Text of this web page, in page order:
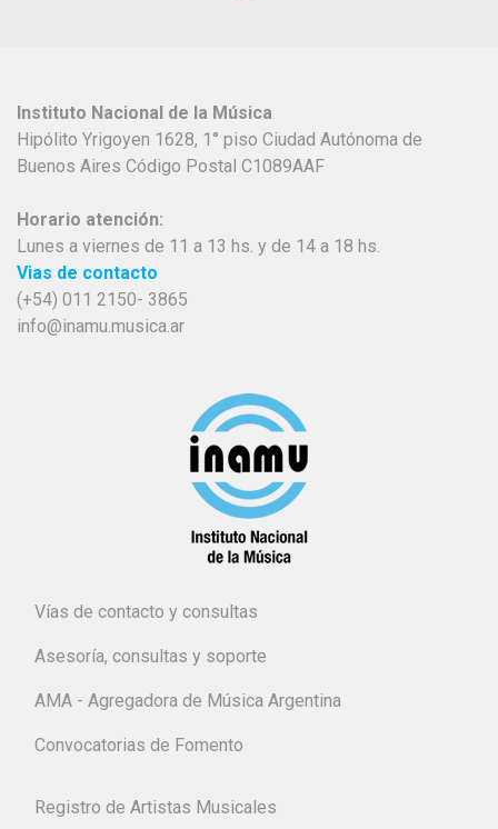
Instituto Nacional de la Música
Hipólito Yrigoyen 1628, 1° piso Ciudad Autónoma de
Buenos Aires Código Postal C1089AAF
Horario atención:
Lunes a viernes de 11 a 13 hs. y de 14 a 18 hs.
Vias de contacto
(+54) 011 2150- 3865
info@inamu.musica.ar
Vías de contacto y consultas
Asesoría, consultas y soporte
AMA - Agregadora de Música Argentina
Convocatorias de Fomento
Registro de Artistas Musicales